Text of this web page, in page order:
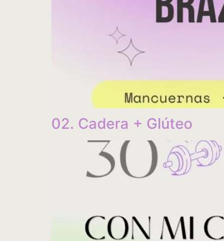
02. Cadera + Glúteo